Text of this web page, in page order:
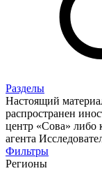
Разделы
Настоящий
распространен
центр «Сова» либо
агента
Фильтры
Регионы